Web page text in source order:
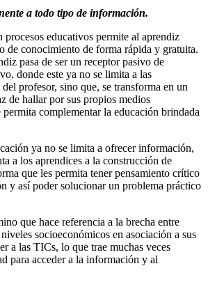
a todo tipo de información.
procesos educativos permite al aprendiz
de conocimiento de forma rápida y gratuita.
pasa de ser un receptor pasivo de
donde este ya no se limita a las
profesor, sino que, se transforma en un
de hallar por sus propios medios
complementar la educación brindada
ya no se limita a ofrecer información,
a los aprendices a la construcción de
que les permita tener pensamiento crítico
y así poder solucionar un problema práctico
que hace referencia a la brecha entre
socioeconómicos en asociación a sus
a las TICs, lo que trae muchas veces
para acceder a la información y al